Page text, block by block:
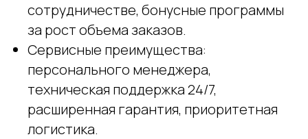
сотрудничестве, бонусные программы
за рост объема заказов.
Сервисные преимущества:
персонального менеджера,
техническая поддержка 24/7,
расширенная гарантия, приоритетная
логистика.